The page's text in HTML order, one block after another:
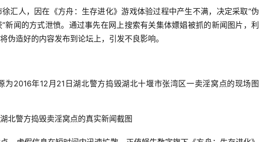
人，因在《方舟：生存进化》游戏体验过程中产生不满，决定采取“伪
新闻的方式泄愤。通过事先在网上搜索有关集体嫖娼被抓的新闻图片，利
伪造好的内容发布到论坛上，引发不良影响。
2016年12月21日湖北警方捣毁湖北十堰市张湾区一卖淫窝点的现场图
湖北警方捣毁卖淫窝点的真实新闻截图